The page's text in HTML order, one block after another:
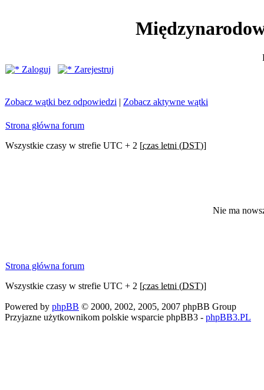
Zaloguj
Zarejestruj
Zobacz wątki bez odpowiedzi | Zobacz aktywne wątki
Strona główna forum
Wszystkie czasy w strefie UTC + 2 [czas letni (DST)]
Nie ma
Strona główna forum
Wszystkie czasy w strefie UTC + 2 [czas letni (DST)]
Powered by phpBB © 2000, 2002, 2005, 2007 phpBB Group
Przyjazne użytkownikom polskie wsparcie phpBB3 - phpBB3.PL